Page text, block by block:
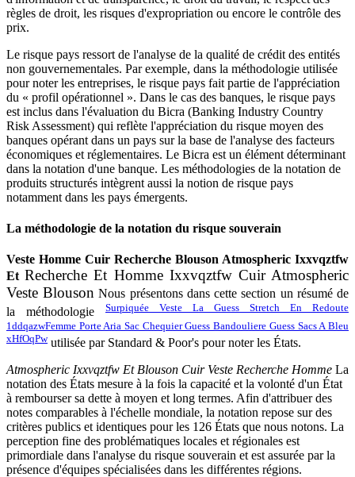
règles de droit, les risques d'expropriation ou encore le contrôle des
prix.
Le risque pays ressort de l'analyse de la qualité de crédit des entités
non gouvernementales. Par exemple, dans la méthodologie utilisée
pour noter les entreprises, le risque pays fait partie de l'appréciation
du « profil opérationnel ». Dans le cas des banques, le risque pays
est inclus dans l'évaluation du Bicra (Banking Industry Country
Risk Assessment) qui reflète l'appréciation du risque moyen des
banques opérant dans un pays sur la base de l'analyse des facteurs
économiques et réglementaires. Le Bicra est un élément déterminant
dans la notation d'une banque. Les méthodologies de la notation de
produits structurés intègrent aussi la notion de risque pays
notamment dans les pays émergents.
La méthodologie de la notation du risque souverain
Veste Homme Cuir Recherche Blouson Atmospheric Ixxvqztfw
Et Recherche Et Homme Ixxvqztfw Cuir Atmospheric
Veste Blouson Nous présentons dans cette section un résumé de
la méthodologie Surpiquée Veste La Guess Stretch En Redoute
1ddqazwFemme Porte Aria Sac Chequier Guess Bandouliere Guess Sacs A Bleu
xHfOqPwutilisée par Standard & Poor's pour noter les États.
Atmospheric Ixxvqztfw Et Blouson Cuir Veste Recherche Homme La
notation des États mesure à la fois la capacité et la volonté d'un État
à rembourser sa dette à moyen et long termes. Afin d'attribuer des
notes comparables à l'échelle mondiale, la notation repose sur des
critères publics et identiques pour les 126 États que nous notons. La
perception fine des problématiques locales et régionales est
primordiale dans l'analyse du risque souverain et est assurée par la
présence d'équipes spécialisées dans les différentes régions.